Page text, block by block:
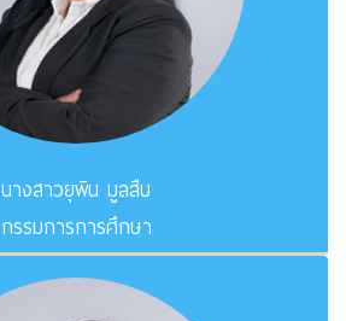
นางสาวยุพิน มูลสืบ
กรรมการการศึกษา